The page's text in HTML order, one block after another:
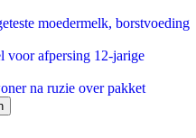
moedermelk, borstvoeding
voor afpersing 12-jarige
na ruzie over pakket